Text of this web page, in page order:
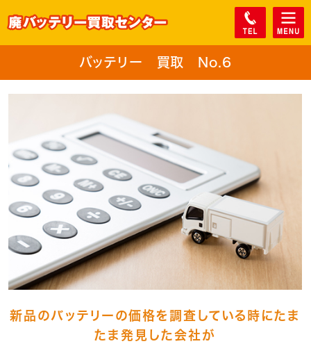
バッテリー 買取 No.6
新品のバッテリーの価格を調査している時にたま
たま発見した会社が